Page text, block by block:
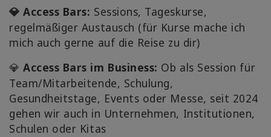
💎 Access Bars: Sessions, Tageskurse,
regelmäßiger Austausch (für Kurse mache ich
mich auch gerne auf die Reise zu dir)
💎 Access Bars im Business: Ob als Session für
Team/Mitarbeitende, Schulung,
Gesundheitstage, Events oder Messe, seit 2024
gehen wir auch in Unternehmen, Institutionen,
Schulen oder Kitas